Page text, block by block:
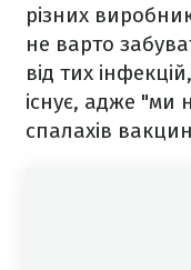
різних
не варто
від тих
існує, адже "ми
спалахів